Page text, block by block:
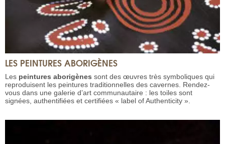
LES PEINTURES ABORIGÈNES
Les peintures aborigènes sont des œuvres très symboliques qui
reproduisent les peintures traditionnelles des cavernes. Rendez-
vous dans une galerie d’art communautaire : les toiles sont
signées, authentifiées et certifiées « label of Authenticity ».